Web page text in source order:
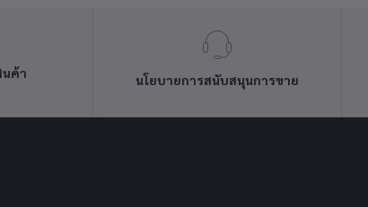
นค้า
นโยบายการสนับสนุนการขาย